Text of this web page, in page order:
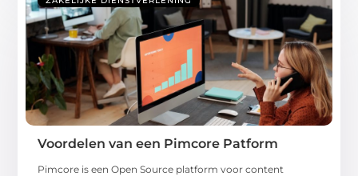
Voordelen van een Pimcore Patform
Pimcore is een Open Source platform voor content